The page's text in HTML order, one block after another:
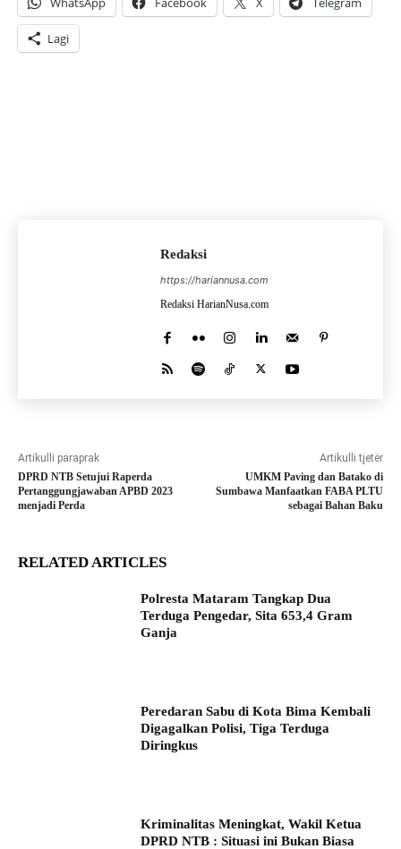
Lagi
Redaksi
https://hariannusa.com
Redaksi HarianNusa.com
Artikulli paraprak
DPRD NTB Setujui Raperda
Pertanggungjawaban APBD 2023
menjadi Perda
Artikulli tjetër
UMKM Paving dan Batako di
Sumbawa Manfaatkan FABA PLTU
sebagai Bahan Baku
RELATED ARTICLES
Polresta Mataram Tangkap Dua
Terduga Pengedar, Sita 653,4 Gram
Ganja
Peredaran Sabu di Kota Bima Kembali
Digagalkan Polisi, Tiga Terduga
Diringkus
Kriminalitas Meningkat, Wakil Ketua
DPRD NTB : Situasi ini Bukan Biasa